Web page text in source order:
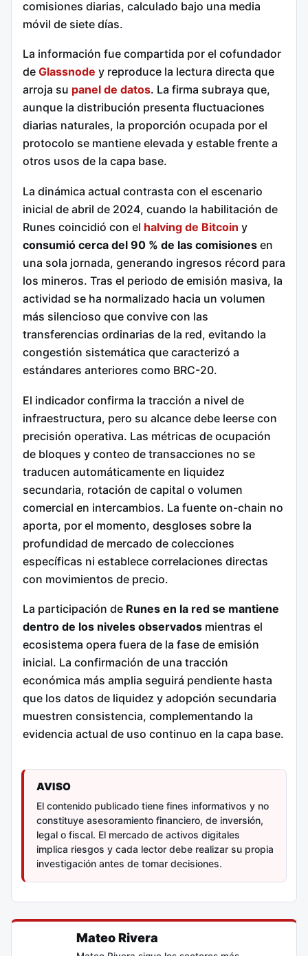
comisiones diarias, calculado bajo una media
móvil de siete días.
La información fue compartida por el cofundador
de Glassnode y reproduce la lectura directa que
arroja su panel de datos. La firma subraya que,
aunque la distribución presenta fluctuaciones
diarias naturales, la proporción ocupada por el
protocolo se mantiene elevada y estable frente a
otros usos de la capa base.
La dinámica actual contrasta con el escenario
inicial de abril de 2024, cuando la habilitación de
Runes coincidió con el halving de Bitcoin y
consumió cerca del 90 % de las comisiones en
una sola jornada, generando ingresos récord para
los mineros. Tras el periodo de emisión masiva, la
actividad se ha normalizado hacia un volumen
más silencioso que convive con las
transferencias ordinarias de la red, evitando la
congestión sistemática que caracterizó a
estándares anteriores como BRC-20.
El indicador confirma la tracción a nivel de
infraestructura, pero su alcance debe leerse con
precisión operativa. Las métricas de ocupación
de bloques y conteo de transacciones no se
traducen automáticamente en liquidez
secundaria, rotación de capital o volumen
comercial en intercambios. La fuente on-chain no
aporta, por el momento, desgloses sobre la
profundidad de mercado de colecciones
específicas ni establece correlaciones directas
con movimientos de precio.
La participación de Runes en la red se mantiene
dentro de los niveles observados mientras el
ecosistema opera fuera de la fase de emisión
inicial. La confirmación de una tracción
económica más amplia seguirá pendiente hasta
que los datos de liquidez y adopción secundaria
muestren consistencia, complementando la
evidencia actual de uso continuo en la capa base.
AVISO
El contenido publicado tiene fines informativos y no
constituye asesoramiento financiero, de inversión,
legal o fiscal. El mercado de activos digitales
implica riesgos y cada lector debe realizar su propia
investigación antes de tomar decisiones.
Mateo Rivera